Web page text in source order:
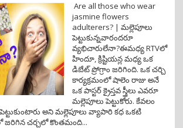
Are all those who wear
jasmine flowers
adulterers? | మల్లెపూలు
పెట్టుకున్నవారందరూ
వ్యభిచారులేనా?ఈమధ్య RTVలో
హిందూ, క్రిష్టియన్ల మధ్య ఒక
డిబేట్ ప్రోగ్రాం జరిగింది. ఒక చర్చి
కార్యక్రమంలో షాలెం రాజు అనే
ఒక పాస్టర్ క్రైస్తవ స్త్రీలు ఎవరూ
మల్లెపూలు పెట్టుకోరు. కేవలం
అని మల్లెపూలు వ్యాపారి కధ ఒకటి
చర్చలో కొంతమంది...